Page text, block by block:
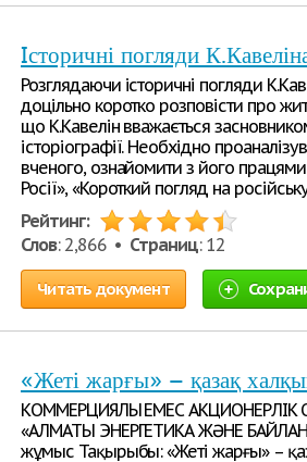
Iсторичні погляди
Розглядаючи історичні погляди
доцільно коротко розповісти про
що К.Кавелін вважається
історіографії. Необхідно
вченого, ознайомити з його
Росії», «Короткий погляд на
Рейтинг:
Слов: 2,866 • Страниц: 12
Читать документ
«Жеті жарғы» – қазақ
КОММЕРЦИЯЛЫҚ ЕМЕС
«АЛМАТЫ ЭНЕРГЕТИКА ЖӘНЕ
жұмыс Тақырыбы: «Жеті жарғы» –